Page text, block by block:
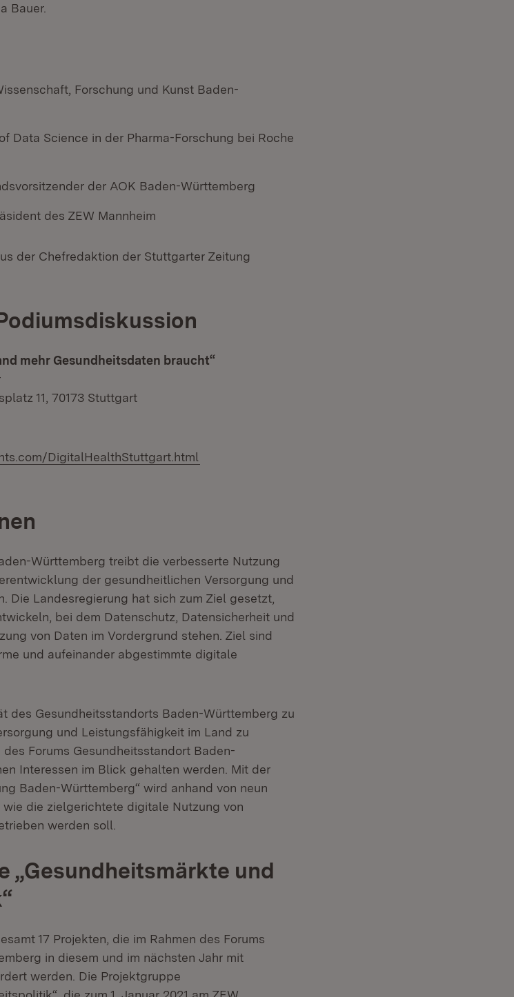
Bauer.
Forschung und Kunst Baden-
Data Science in der Pharma-Forschung bei Roche
der AOK Baden-Württemberg
des ZEW Mannheim
der Chefredaktion der Stuttgarter Zeitung
mehr Gesundheitsdaten braucht“
11, 70173 Stuttgart
DigitalHealthStuttgart.html
Württemberg treibt die verbesserte Nutzung
der gesundheitlichen Versorgung und
Die Landesregierung hat sich zum Ziel gesetzt,
bei dem Datenschutz, Datensicherheit und
von Daten im Vordergrund stehen. Ziel sind
und aufeinander abgestimmte digitale
des Gesundheitsstandorts Baden-Württemberg zu
und Leistungsfähigkeit im Land zu
Forums Gesundheitsstandort Baden-
Interessen im Blick gehalten werden. Mit der
Baden-Württemberg“ wird anhand von neun
die zielgerichtete digitale Nutzung von
werden soll.
„Gesundheitsmärkte und
17 Projekten, die im Rahmen des Forums
in diesem und im nächsten Jahr mit
werden. Die Projektgruppe